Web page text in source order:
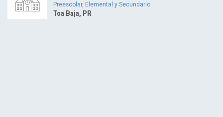
Preescolar, Elemental y Secundario
Toa Baja, PR